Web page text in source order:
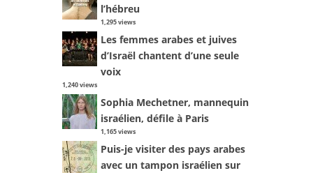
l’hébreu
1,295 views
Les femmes arabes et juives
d’Israël chantent d’une seule
voix
1,240 views
Sophia Mechetner, mannequin
israélien, défile à Paris
1,165 views
Puis-je visiter des pays arabes
avec un tampon israélien sur